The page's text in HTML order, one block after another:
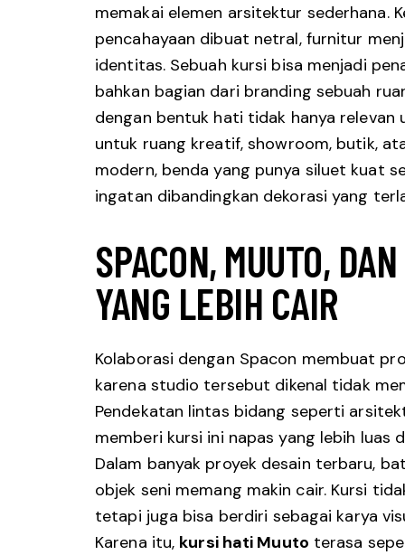
memakai elemen arsitektur sederhana.
pencahayaan dibuat netral, furnitur
identitas. Sebuah kursi bisa menjadi
bahkan bagian dari branding sebuah
dengan bentuk hati tidak hanya
untuk ruang kreatif, showroom, butik,
modern, benda yang punya siluet kuat
ingatan dibandingkan dekorasi yang
SPACON, MUUTO,
YANG LEBIH CAIR
Kolaborasi dengan Spacon membuat
karena studio tersebut dikenal tidak
Pendekatan lintas bidang seperti
memberi kursi ini napas yang lebih luas
Dalam banyak proyek desain terbaru,
objek seni memang makin cair. Kursi
tetapi juga bisa berdiri sebagai karya
Karena itu, kursi hati Muuto terasa